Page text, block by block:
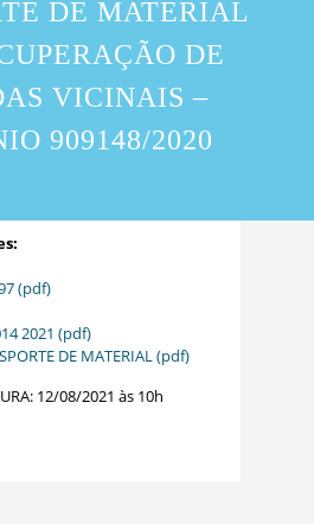
DE MATERIAL
DE
VICINAIS –
909148/2020
(pdf)
2021 (pdf)
DE MATERIAL (pdf)
12/08/2021 às 10h